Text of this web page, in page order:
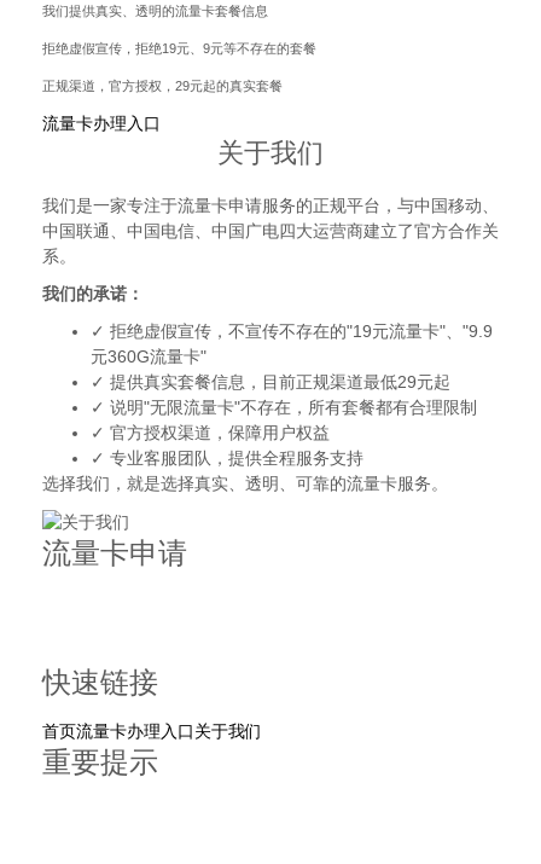
我们提供真实、透明的流量卡套餐信息
拒绝虚假宣传，拒绝19元、9元等不存在的套餐
正规渠道，官方授权，29元起的真实套餐
流量卡办理入口
关于我们
我们是一家专注于流量卡申请服务的正规平台，与中国移动、
中国联通、中国电信、中国广电四大运营商建立了官方合作关
系。
我们的承诺：
✓ 拒绝虚假宣传，不宣传不存在的"19元流量卡"、"9.9
元360G流量卡"
✓ 提供真实套餐信息，目前正规渠道最低29元起
✓ 说明"无限流量卡"不存在，所有套餐都有合理限制
✓ 官方授权渠道，保障用户权益
✓ 专业客服团队，提供全程服务支持
选择我们，就是选择真实、透明、可靠的流量卡服务。
流量卡申请
快速链接
首页流量卡办理入口关于我们
重要提示